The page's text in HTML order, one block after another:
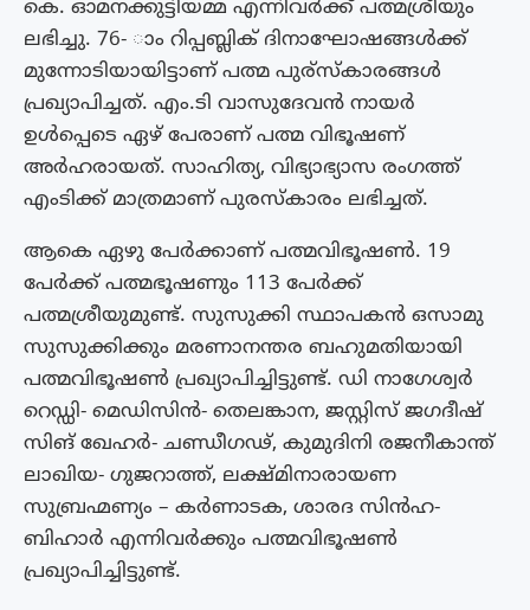
കെ. ഓമനക്കുട്ടിയമ്മ എന്നിവർക്ക് പത്മശ്രീയും
ലഭിച്ചു. 76- ാം റിപ്പബ്ലിക് ദിനാഘോഷങ്ങൾക്ക്
മുന്നോടിയായിട്ടാണ് പത്മ പുര്‌സ്‌കാരങ്ങൾ
പ്രഖ്യാപിച്ചത്. എം.ടി വാസുദേവൻ നായർ
ഉൾപ്പെടെ ഏഴ് പേരാണ് പത്മ വിഭൂഷണ്
അർഹരായത്. സാഹിത്യ, വിഭ്യാഭ്യാസ രംഗത്ത്
എംടിക്ക് മാത്രമാണ് പുരസ്‌കാരം ലഭിച്ചത്.
ആകെ ഏഴു പേർക്കാണ് പത്മവിഭൂഷൺ. 19
പേർക്ക് പത്മഭൂഷണും 113 പേർക്ക്
പത്മശ്രീയുമുണ്ട്. സുസുക്കി സ്ഥാപകൻ ഒസാമു
സുസുക്കിക്കും മരണാനന്തര ബഹുമതിയായി
പത്മവിഭൂഷൺ പ്രഖ്യാപിച്ചിട്ടുണ്ട്. ഡി നാഗേശ്വര്‍
റെഡ്ഡി- മെഡിസിന്‍- തെലങ്കാന, ജസ്റ്റിസ് ജഗദീഷ്
സിങ് ഖേഹര്‍- ചണ്ഡീഗഢ്, കുമുദിനി രജനീകാന്ത്
ലാഖിയ- ഗുജറാത്ത്, ലക്ഷ്മിനാരായണ
സുബ്രഹ്മണ്യം – കര്‍ണാടക, ശാരദ സിന്‍ഹ-
ബിഹാര്‍ എന്നിവർക്കും പത്മവിഭൂഷൺ
പ്രഖ്യാപിച്ചിട്ടുണ്ട്.